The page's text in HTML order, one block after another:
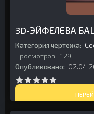
3D-ЭЙФЕЛЕВА
Категория чертежа:
Просмотров: 129
Опубликовано: